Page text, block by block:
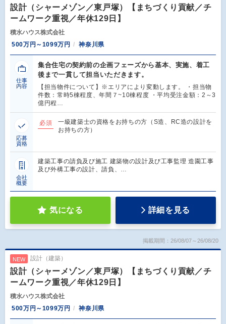
設計（シャーメゾン／東戸塚）【まちづくり貢献／チ
ームワーク重視／年休129日】
積水ハウス株式会社
500万円～1099万円
神奈川県
仕事
内容
集合住宅の契約前の企画フェーズから基本、実施、着工
後まで一貫して担当いただきます。
【担当物件について】※エリアにより変動します。 ・担当物
件数：常時5棟程度、年間７~10棟程度 ・平均受注金額：2～3
億円程…
応募
資格
必須
一級建築士の資格をお持ちの方（S造、RC造の設計を
お持ちの方）
会社
概要
建築工事の請負及び施工 建築物の設計及び工事監理 造園工事
及び外構工事の設計、請負、…
気になる 詳細を見る
掲載期間：26/08/07～26/08/20
NEW 設計（建築）
設計（シャーメゾン／東戸塚）【まちづくり貢献／チ
ームワーク重視／年休129日】
積水ハウス株式会社
500万円～1099万円
神奈川県